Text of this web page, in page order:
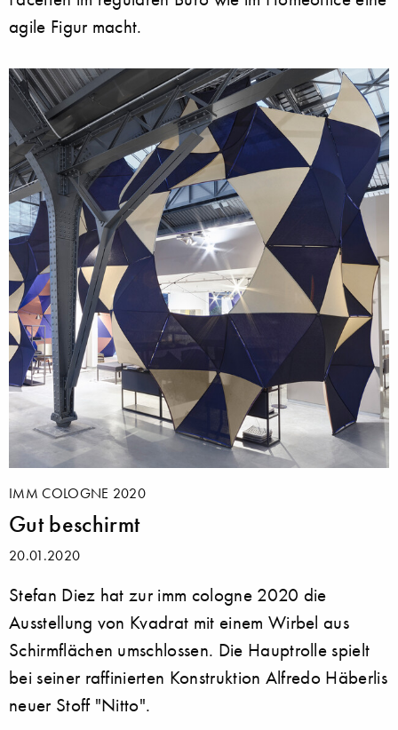
agile Figur macht.
IMM COLOGNE 2020
Gut beschirmt
20.01.2020
Stefan Diez hat zur imm cologne 2020 die
Ausstellung von Kvadrat mit einem Wirbel aus
Schirmflächen umschlossen. Die Hauptrolle spielt
bei seiner raffinierten Konstruktion Alfredo Häberlis
neuer Stoff "Nitto".